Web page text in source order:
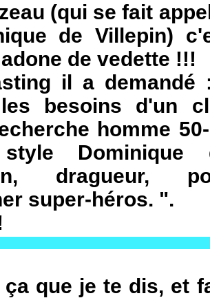
(qui se fait
de Villepin)
de vedette !!!
il a demandé
besoins d'un
homme
Dominique
dragueur,
super-héros. ".
ça que je te dis, et